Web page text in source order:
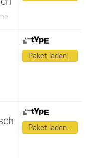
Paket laden…
Paket laden…